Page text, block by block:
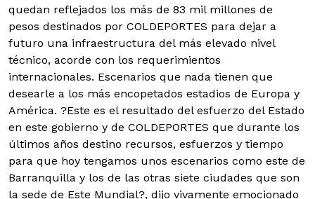
quedan reflejados los más de 83 mil millones de
pesos destinados por COLDEPORTES para dejar a
futuro una infraestructura del más elevado nivel
técnico, acorde con los requerimientos
internacionales. Escenarios que nada tienen que
desearle a los más encopetados estadios de Europa y
América. ?Este es el resultado del esfuerzo del Estado
en este gobierno y de COLDEPORTES que durante los
últimos años destino recursos, esfuerzos y tiempo
para que hoy tengamos unos escenarios como este de
Barranquilla y los de las otras siete ciudades que son
la sede de Este Mundial?, dijo vivamente emocionado